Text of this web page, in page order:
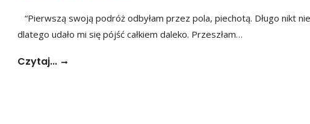
“Pierwszą swoją podróż odbyłam przez pola, piechotą. Długo nikt
dlatego udało mi się pójść całkiem daleko. Przeszłam…
Czytaj...